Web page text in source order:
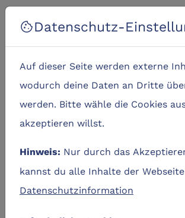
cookieDatenschutz-
Auf dieser Seite werden externe
wodurch deine Daten an Dritte
werden. Bitte wähle die Cookies
akzeptieren willst.
Hinweis: Nur durch das
kannst du alle Inhalte der
Datenschutzinformation
vorbereitet: Wofür brauchen wir
Welche Vorteile bietet er den
Zielgruppen? Was wären jeweils
teilzunehmen? Muss es so komplex
dies wurde in zahlreichen
einer Befragung vertieft, ausgewertet
heute in der ersten DLC-Studie vor:
Eine Dynamik in der Umsetzung
der Aussicht auf Fördermittel aus dem